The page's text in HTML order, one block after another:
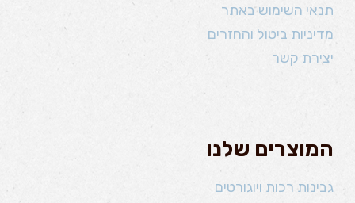
תנאי השימוש באתר
מדיניות ביטול והחזרים
יצירת קשר
המוצרים שלנו
גבינות רכות ויוגורטים